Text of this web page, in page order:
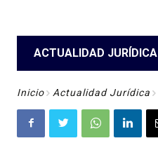
ACTUALIDAD JURÍDICA
Inicio Actualidad Jurídica